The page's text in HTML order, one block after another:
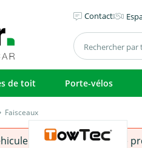
Contact
de toit Porte-vélos
Faisceaux
pour s'assurer que le